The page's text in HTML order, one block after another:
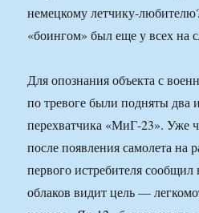
немецкому летчику-
«боингом» был еще у всех на
Для опознания объекта с
по тревоге были подняты два
перехватчика «МиГ-23». Уже
после появления самолета на
первого истребителя
облаков видит цель —